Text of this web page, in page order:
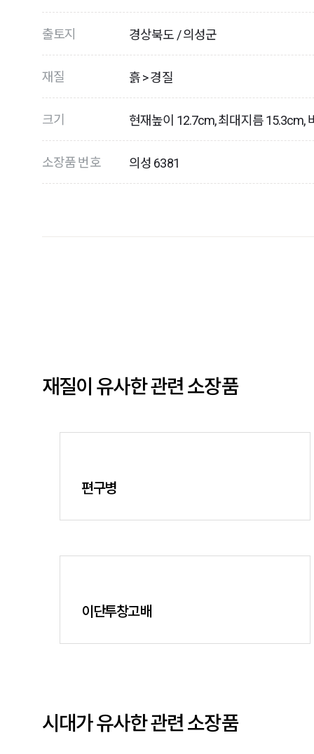
출토지 경상북도 / 의성군
재질 흙 > 경질
크기 현재높이 12.7cm, 최대지름 15.3cm,
소장품 번호 의성 6381
재질이 유사한 관련 소장품
편구병
이단투창고배
시대가 유사한 관련 소장품